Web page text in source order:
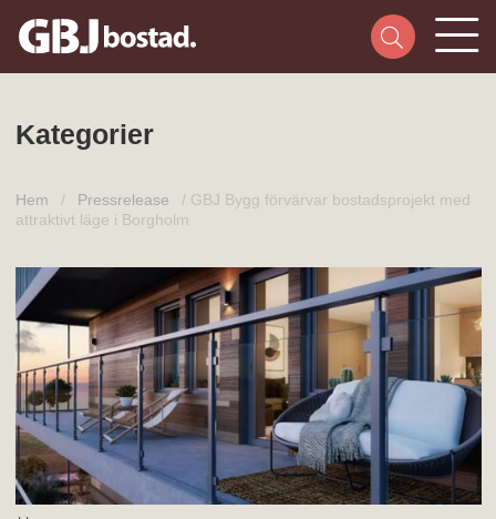
Kategorier
Hem / Pressrelease / GBJ Bygg förvärvar bostadsprojekt med
attraktivt läge i Borgholm